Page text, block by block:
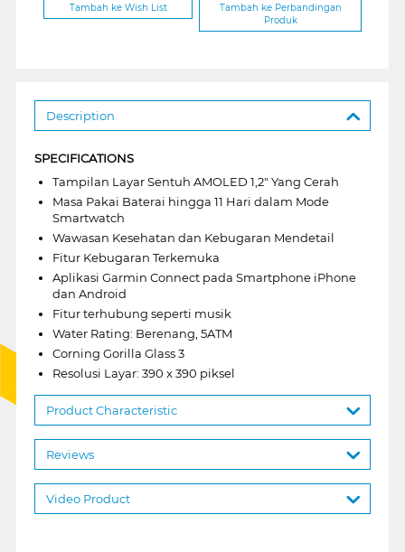
Tambah ke Wish List
Tambah ke Perbandingan
Produk
Description
SPECIFICATIONS
Tampilan Layar Sentuh AMOLED 1,2" Yang Cerah
Masa Pakai Baterai hingga 11 Hari dalam Mode
Smartwatch
Wawasan Kesehatan dan Kebugaran Mendetail
Fitur Kebugaran Terkemuka
Aplikasi Garmin Connect pada Smartphone iPhone
dan Android
Fitur terhubung seperti musik
Water Rating: Berenang, 5ATM
Corning Gorilla Glass 3
Resolusi Layar: 390 x 390 piksel
Product Characteristic
Reviews
Video Product